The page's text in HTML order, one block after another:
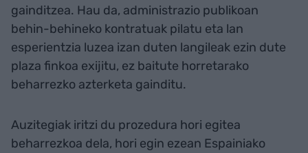
gainditzea. Hau da, administrazio publikoan
behin-behineko kontratuak pilatu eta lan
esperientzia luzea izan duten langileak ezin dute
plaza finkoa exijitu, ez baitute horretarako
beharrezko azterketa gainditu.
Auzitegiak iritzi du prozedura hori egitea
beharrezkoa dela, hori egin ezean Espainiako